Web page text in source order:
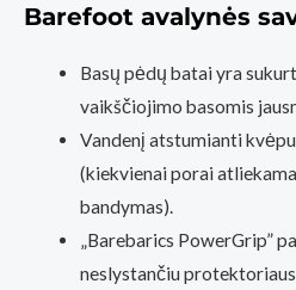
Barefoot avalynės
Basų pėdų batai yra
vaikščiojimo basomis
Vandenį atstumianti
(kiekvienai porai
bandymas).
„Barebarics PowerGrip”
neslystančiu